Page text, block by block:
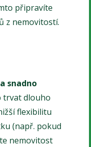
připravíte
z nemovitostí.
snadno
trvat dlouho
flexibilitu
(např. pokud
nemovitost